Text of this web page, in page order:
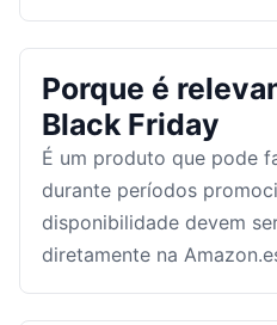
Porque é
Black Friday
É um produto que pode
durante períodos
disponibilidade devem
diretamente na